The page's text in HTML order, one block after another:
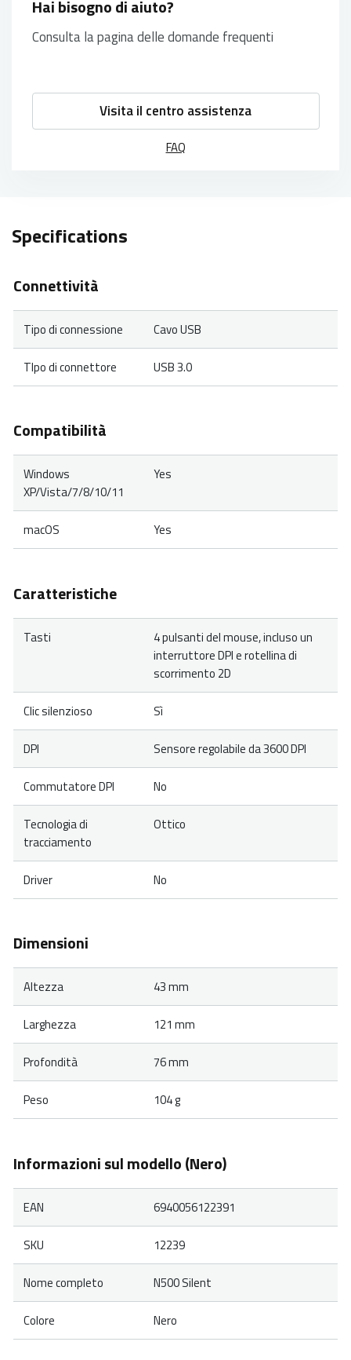
Hai bisogno di aiuto?
Consulta la pagina delle domande frequenti
Visita il centro assistenza
FAQ
Specifications
Connettività
Tipo di connessione Cavo USB
TIpo di connettore USB 3.0
Compatibilità
Windows
XP/Vista/7/8/10/11
Yes
macOS Yes
Caratteristiche
Tasti
4 pulsanti del mouse, incluso un
interruttore DPI e rotellina di
scorrimento 2D
Clic silenzioso Sì
DPI Sensore regolabile da 3600 DPI
Commutatore DPI No
Tecnologia di
tracciamento
Ottico
Driver No
Dimensioni
Altezza 43 mm
Larghezza 121 mm
Profondità 76 mm
Peso 104 g
Informazioni sul modello (Nero)
EAN 6940056122391
SKU 12239
Nome completo N500 Silent
Colore Nero